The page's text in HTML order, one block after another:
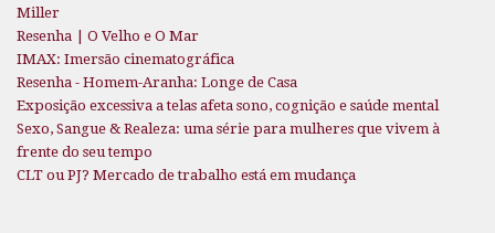
Miller
Resenha | O Velho e O Mar
IMAX: Imersão cinematográfica
Resenha - Homem-Aranha: Longe de Casa
Exposição excessiva a telas afeta sono, cognição e saúde mental
Sexo, Sangue & Realeza: uma série para mulheres que vivem à
frente do seu tempo
CLT ou PJ? Mercado de trabalho está em mudança